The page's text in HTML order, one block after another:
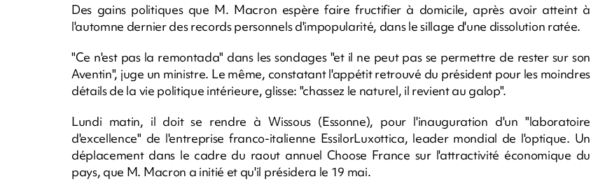
Des gains politiques que M. Macron espère faire fructifier à domicile, après avoir atteint à
l'automne dernier des records personnels d'impopularité, dans le sillage d'une dissolution ratée.
"Ce n'est pas la remontada" dans les sondages "et il ne peut pas se permettre de rester sur son
Aventin", juge un ministre. Le même, constatant l'appétit retrouvé du président pour les moindres
détails de la vie politique intérieure, glisse: "chassez le naturel, il revient au galop".
Lundi matin, il doit se rendre à Wissous (Essonne), pour l'inauguration d'un "laboratoire
d'excellence" de l'entreprise franco-italienne EssilorLuxottica, leader mondial de l'optique. Un
déplacement dans le cadre du raout annuel Choose France sur l'attractivité économique du
pays, que M. Macron a initié et qu'il présidera le 19 mai.